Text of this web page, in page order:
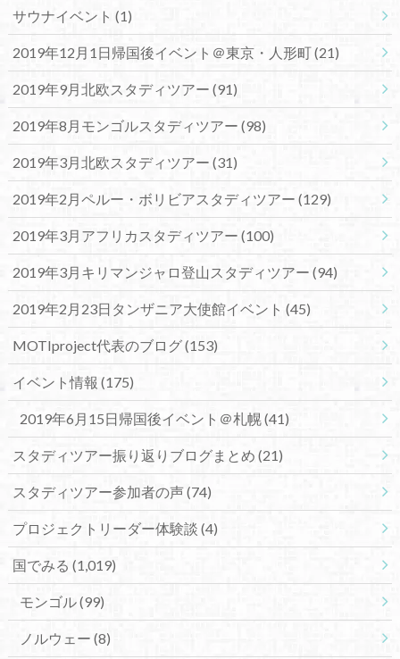
サウナイベント (1)
2019年12月1日帰国後イベント＠東京・人形町(21)
2019年9月北欧スタディツアー (91)
2019年8月モンゴルスタディツアー (98)
2019年3月北欧スタディツアー (31)
2019年2月ペルー・ボリビアスタディツアー (129)
2019年3月アフリカスタディツアー (100)
2019年3月キリマンジャロ登山スタディツアー (94)
2019年2月23日タンザニア大使館イベント (45)
MOTIproject代表のブログ(153)
イベント情報 (175)
2019年6月15日帰国後イベント＠札幌(41)
スタディツアー振り返りブログまとめ (21)
スタディツアー参加者の声(74)
プロジェクトリーダー体験談 (4)
国でみる (1,019)
モンゴル(99)
ノルウェー (8)